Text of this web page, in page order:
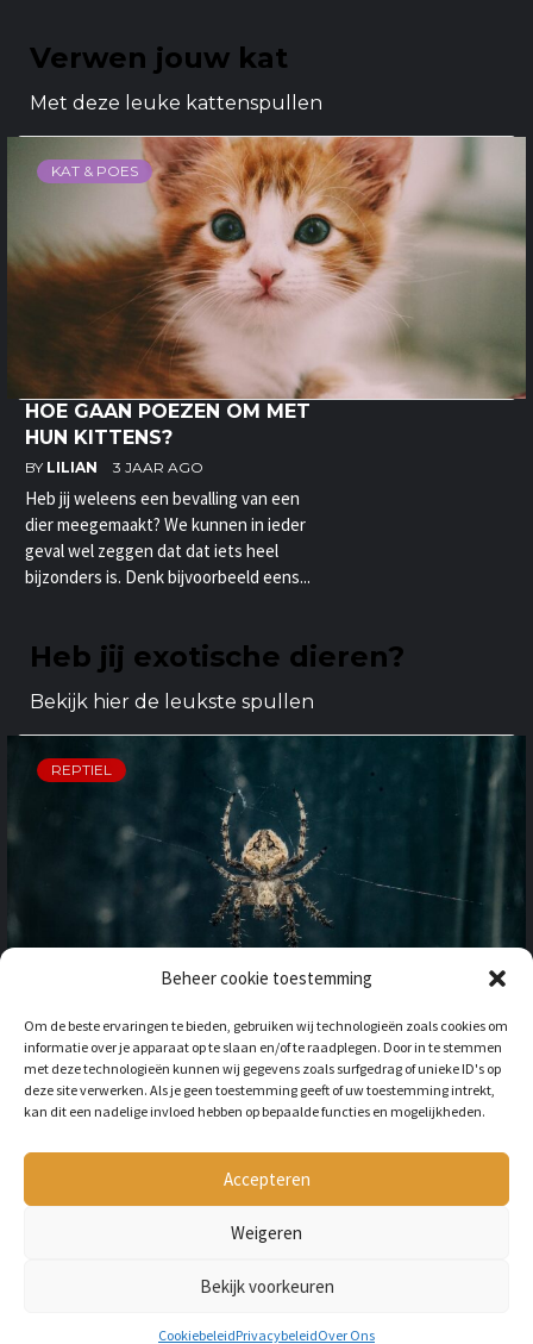
Beheer cookie toestemming
Om de beste ervaringen te bieden, gebruiken wij technologieën zoals cookies om
informatie over je apparaat op te slaan en/of te raadplegen. Door in te stemmen
met deze technologieën kunnen wij gegevens zoals surfgedrag of unieke ID's op
deze site verwerken. Als je geen toestemming geeft of uw toestemming intrekt,
kan dit een nadelige invloed hebben op bepaalde functies en mogelijkheden.
Accepteren
Weigeren
Bekijk voorkeuren
CookiebeleidPrivacybeleidOver Ons
Verwen jouw kat
Met deze leuke kattenspullen
KAT & POES
HOE GAAN POEZEN OM MET
HUN KITTENS?
BY LILIAN 3 JAAR AGO
Heb jij weleens een bevalling van een
dier meegemaakt? We kunnen in ieder
geval wel zeggen dat dat iets heel
bijzonders is. Denk bijvoorbeeld eens...
Heb jij exotische dieren?
Bekijk hier de leukste spullen
REPTIEL
BUITENLAND: HOE HOUD JE
REKENING MET
ONGEWENSTE DIEREN?
BY LILIAN 3 JAAR AGO
Als je op vakantie gaat naar het
buitenland, is niet alleen het cultuur en
de temperatuur anders, ook kan het zijn
dat er verschillende dieren...
Copyright © All rights reserved Petmania.nl.